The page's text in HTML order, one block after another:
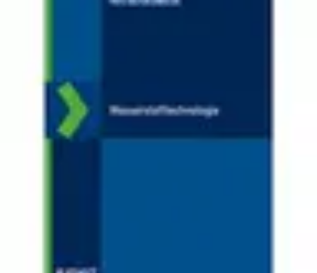
Nowoczesne AGD